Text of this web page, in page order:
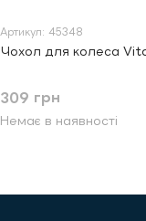
Артикул: 45348
Чохол для колеса
309 грн
Немає в наявності